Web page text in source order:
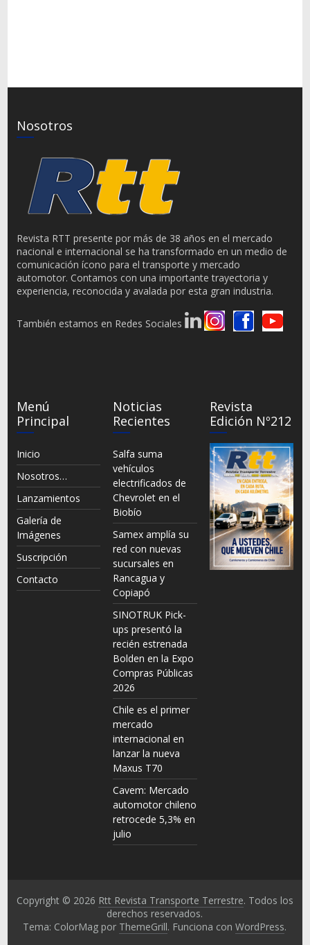
Nosotros
Revista RTT presente por más de 38 años en el mercado
nacional e internacional se ha transformado en un medio de
comunicación ícono para el transporte y mercado
automotor. Contamos con una importante trayectoria y
experiencia, reconocida y avalada por esta gran industria.
También estamos en Redes Sociales
Menú
Principal
Inicio
Nosotros…
Lanzamientos
Galería de
Imágenes
Suscripción
Contacto
Noticias
Recientes
Salfa suma
vehículos
electrificados de
Chevrolet en el
Biobío
Samex amplía su
red con nuevas
sucursales en
Rancagua y
Copiapó
SINOTRUK Pick-
ups presentó la
recién estrenada
Bolden en la Expo
Compras Públicas
2026
Chile es el primer
mercado
internacional en
lanzar la nueva
Maxus T70
Cavem: Mercado
automotor chileno
retrocede 5,3% en
julio
Revista
Edición Nº212
Copyright © 2026 Rtt Revista Transporte Terrestre. Todos los
derechos reservados.
Tema: ColorMag por ThemeGrill. Funciona conWordPress.